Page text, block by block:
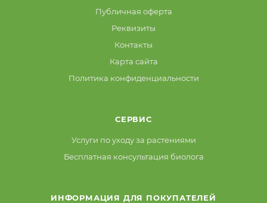
Публичная оферта
Реквизиты
Контакты
Карта сайта
Политика конфиденциальности
СЕРВИС
Услуги по уходу за растениями
Бесплатная консультация биолога
ИНФОРМАЦИЯ ДЛЯ ПОКУПАТЕЛЕЙ